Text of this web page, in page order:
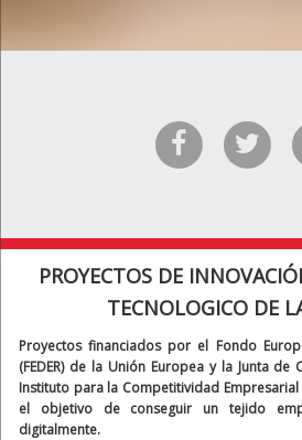
PROYECTOS DE
TECNOLOGICO DE
Proyectos financiados por el Fondo
(FEDER) de la Unión Europea y la Junta
Instituto para la Competitividad Empresarial
el objetivo de conseguir un tejido
digitalmente.